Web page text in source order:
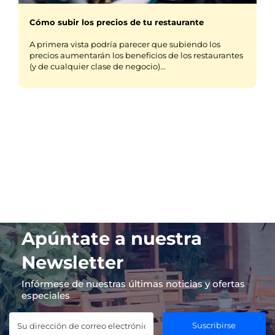
Cómo subir los precios de tu restaurante
A primera vista podría parecer que subiendo los
precios aumentarán los beneficios de los restaurantes
(y de cualquier clase de negocio)…
Apúntate a nuestra
Newsletter
Infórmese de nuestras últimas noticias y ofertas
especiales
Suscribirse